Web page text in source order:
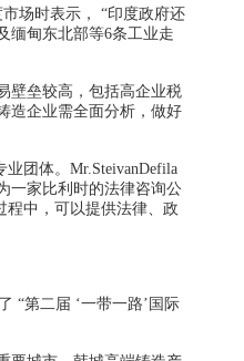
场时表示， “印度政府还
缅甸东北部等6条工业走
垒较高，包括高企业税
造企业需全面分析，做好
团体。Mr.SteivanDefila
一家比利时的法律咨询公
程中，可以提供法律、政
“第二届 ‘一带一路’国际